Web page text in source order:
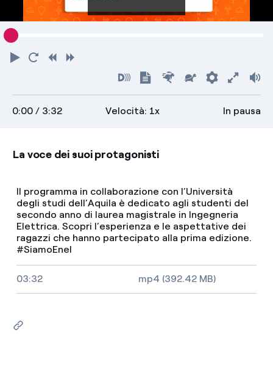
Riproduci
TornaIndietro
Avanti
Attiva
audiodescrizioni
Mostra
trascrizione
Più
veloce
Più
lento
Attiva
intero
0:00 / 3:32 Velocità: 1x In pausa
La voce dei suoi protagonisti
Il programma in collaborazione con l’Università
degli studi dell’Aquila è dedicato agli studenti del
secondo anno di laurea magistrale in Ingegneria
Elettrica. Scopri l’esperienza e le aspettative dei
ragazzi che hanno partecipato alla prima edizione.
#SiamoEnel
Video size, duration and file type
03:32 mp4 (392.42 MB)